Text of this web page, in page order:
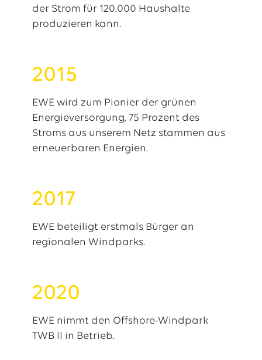
der Strom für 120.000 Haushalte
produzieren kann.
EWE wird zum Pionier der grünen
Energieversorgung, 75 Prozent des
Stroms aus unserem Netz stammen aus
erneuerbaren Energien.
2015
EWE beteiligt erstmals Bürger an
regionalen Windparks.
2017
EWE nimmt den Offshore-Windpark
TWB II in Betrieb.
2020